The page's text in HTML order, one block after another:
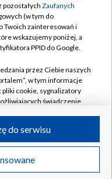
w likwidacji
pozostałych Zaufanych
(w tym do
Twoich zainteresowań i
wskazujemy poniżej, a
PPID do Google.
przez Ciebie naszych
w tym informacje
pliki cookie, sygnalizatory
świadczenie
przez Ciebie
adresy IP, identyfikatory
do serwisu